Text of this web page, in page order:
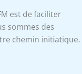
est de faciliter
sommes des
chemin initiatique.